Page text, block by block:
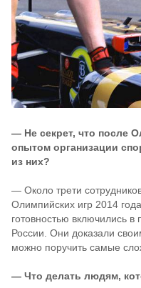
— Не секрет, что после
опытом организации
из них?
— Около трети
Олимпийских игр 2014
готовностью включились в
России. Они доказали
можно поручить самые
— Что делать людям,